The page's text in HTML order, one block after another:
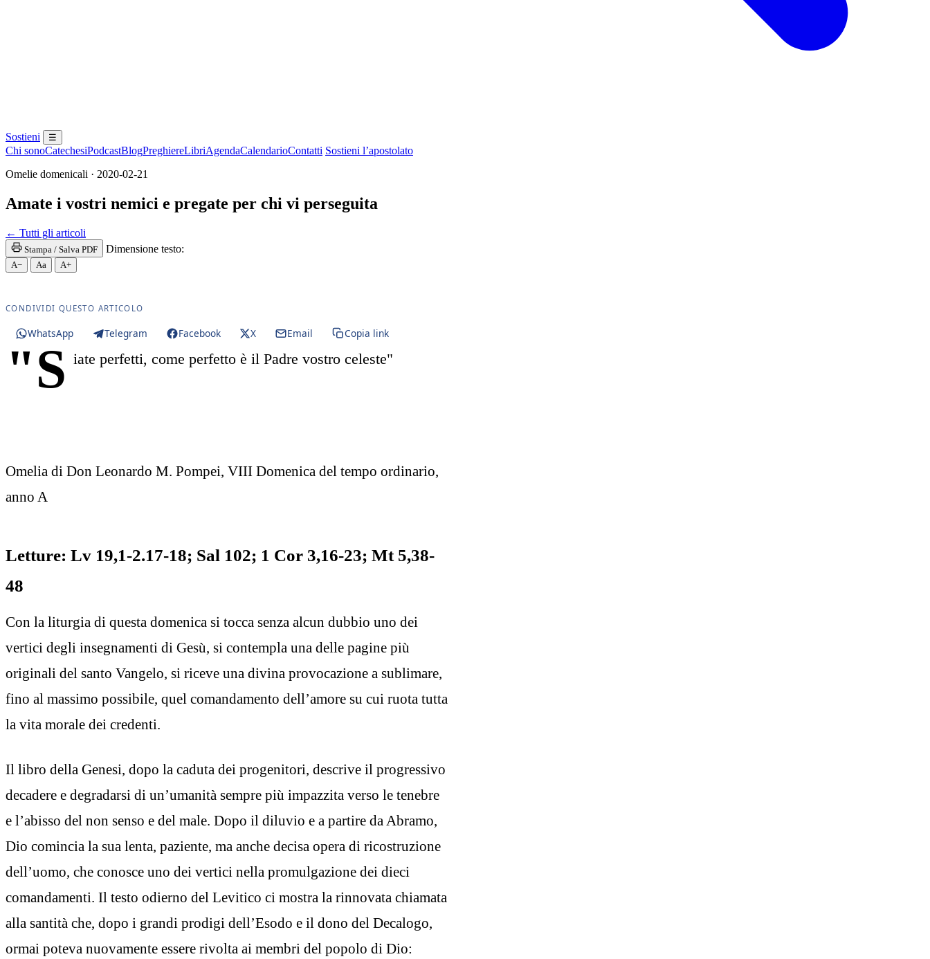
Sostieni ☰
Chi sonoCatechesiPodcastBlogPreghiereLibriAgendaCalendarioContatti Sostieni l’apostolato
Omelie domenicali · 2020-02-21
Amate i vostri nemici e pregate per chi vi perseguita
← Tutti gli articoli
Stampa / Salva PDF Dimensione testo:
A− Aa A+
CONDIVIDI QUESTO ARTICOLO
WhatsApp Telegram Facebook X Email Copia link
"S iate perfetti, come perfetto è il Padre vostro celeste"
Omelia di Don Leonardo M. Pompei, VIII Domenica del tempo ordinario,
anno A
Letture: Lv 19,1-2.17-18; Sal 102; 1 Cor 3,16-23; Mt 5,38-
48
Con la liturgia di questa domenica si tocca senza alcun dubbio uno dei
vertici degli insegnamenti di Gesù, si contempla una delle pagine più
originali del santo Vangelo, si riceve una divina provocazione a sublimare,
fino al massimo possibile, quel comandamento dell’amore su cui ruota tutta
la vita morale dei credenti.
Il libro della Genesi, dopo la caduta dei progenitori, descrive il progressivo
decadere e degradarsi di un’umanità sempre più impazzita verso le tenebre
e l’abisso del non senso e del male. Dopo il diluvio e a partire da Abramo,
Dio comincia la sua lenta, paziente, ma anche decisa opera di ricostruzione
dell’uomo, che conosce uno dei vertici nella promulgazione dei dieci
comandamenti. Il testo odierno del Levitico ci mostra la rinnovata chiamata
alla santità che, dopo i grandi prodigi dell’Esodo e il dono del Decalogo,
ormai poteva nuovamente essere rivolta ai membri del popolo di Dio: